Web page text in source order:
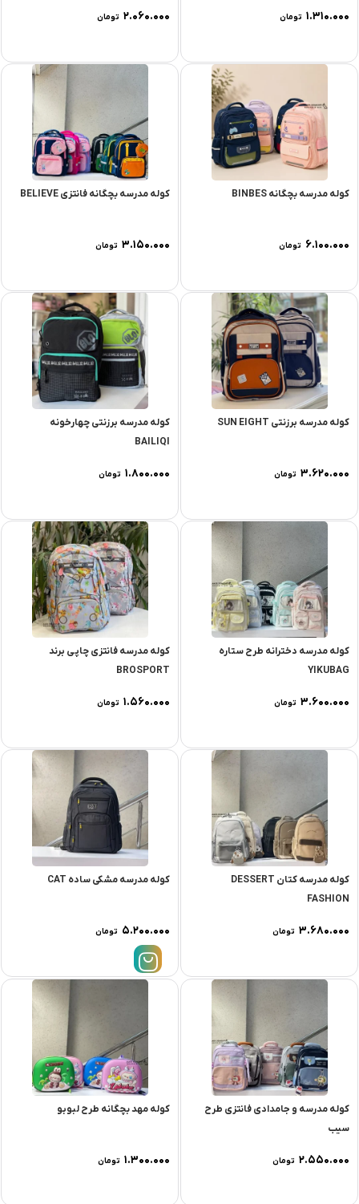
۱.۳۱۰.۰۰۰ تومان ۲.۰۶۰.۰۰۰ تومان
کوله مدرسه بچگانه BINBES
۶.۱۰۰.۰۰۰ تومان
کوله مدرسه بچگانه فانتزی BELIEVE
۳.۱۵۰.۰۰۰ تومان
کوله مدرسه برزنتی SUN EIGHT
۳.۶۲۰.۰۰۰ تومان
کوله مدرسه برزنتی چهارخونه
BAILIQI
۱.۸۰۰.۰۰۰ تومان
کوله مدرسه دخترانه طرح ستاره
YIKUBAG
۳.۶۰۰.۰۰۰ تومان
کوله مدرسه فانتزی چاپی برند
BROSPORT
۱.۵۶۰.۰۰۰ تومان
کوله مدرسه کتان DESSERT
FASHION
۳.۶۸۰.۰۰۰ تومان
کوله مدرسه مشکی ساده CAT
۵.۲۰۰.۰۰۰ تومان
کوله مدرسه و جامدادی فانتزی طرح
سیب
۲.۵۵۰.۰۰۰ تومان
کوله مهد بچگانه طرح لبوبو
۱.۳۰۰.۰۰۰ تومان